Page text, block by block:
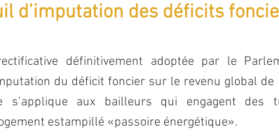
d’imputation des déficits
définitivement adoptée par le
du déficit foncier sur le revenu global
s’applique aux bailleurs qui engagent des
estampillé «passoire énergétique».